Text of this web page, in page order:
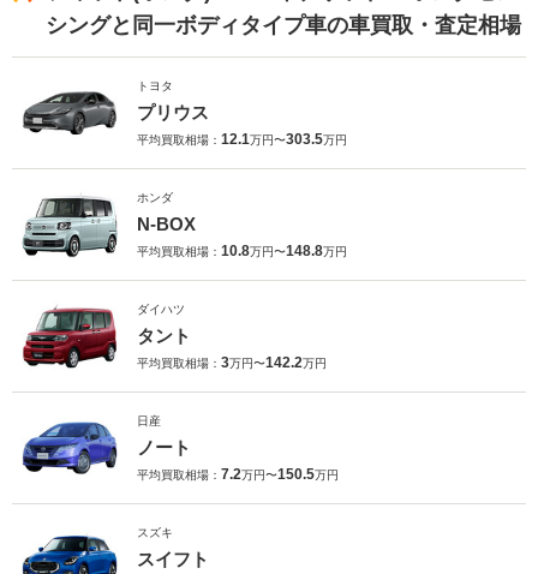
シングと同一ボディタイプ車の車買取・査定相場
トヨタ
プリウス
平均買取相場： 12.1万円〜303.5万円
ホンダ
N-BOX
平均買取相場： 10.8万円〜148.8万円
ダイハツ
タント
平均買取相場： 3万円〜142.2万円
日産
ノート
平均買取相場： 7.2万円〜150.5万円
スズキ
スイフト